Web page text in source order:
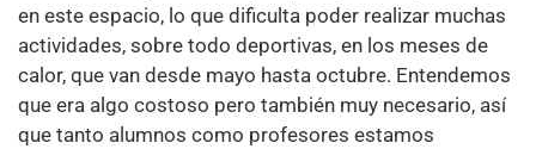
en este espacio, lo que dificulta poder realizar muchas
actividades, sobre todo deportivas, en los meses de
calor, que van desde mayo hasta octubre. Entendemos
que era algo costoso pero también muy necesario, así
que tanto alumnos como profesores estamos